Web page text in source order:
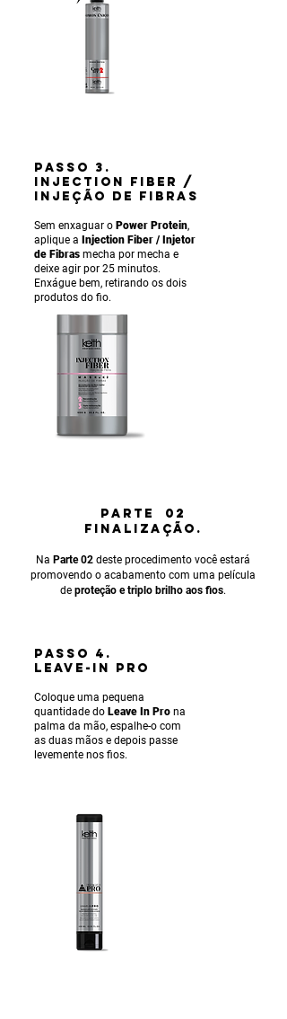
PASSO 3.
INJECTION FIBER /
INJEÇÃO DE FIBRAS
Sem enxaguar o Power Protein,
aplique a Injection Fiber / Injetor
de Fibras mecha por mecha e
deixe agir por 25 minutos.
Enxágue bem, retirando os dois
produtos do fio.
PARTE 02
FINALIZAÇÃO.
Na Parte 02 deste procedimento você estará
promovendo o acabamento com uma película
de proteção e triplo brilho aos fios.
PASSO 4.
LEAVE-IN PRO
Coloque uma pequena
quantidade do Leave In Pro na
palma da mão, espalhe-o com
as duas mãos e depois passe
levemente nos fios.